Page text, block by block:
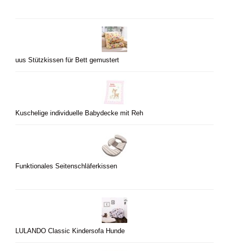
uus Stützkissen für Bett gemustert
Kuschelige individuelle Babydecke mit Reh
Funktionales Seitenschläferkissen
LULANDO Classic Kindersofa Hunde